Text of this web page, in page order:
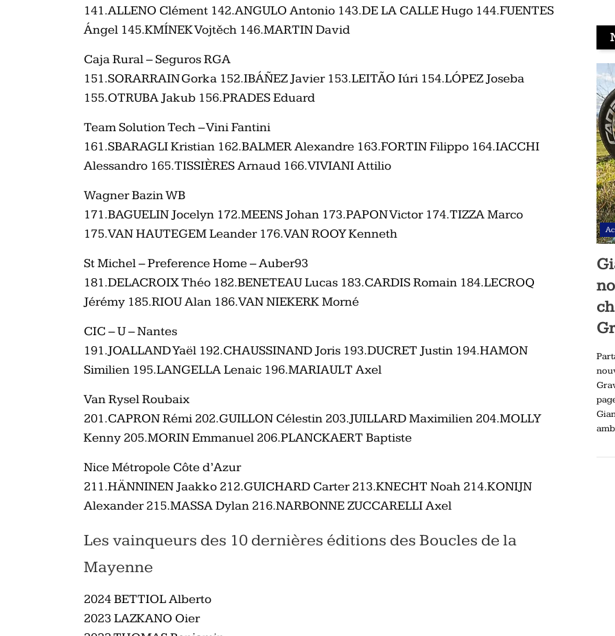
141.ALLENO Clément 142.ANGULO Antonio 143.DE LA CALLE Hugo 144.FUENTES
Ángel 145.KMÍNEK Vojtěch 146.MARTIN David
Caja Rural – Seguros RGA
151.SORARRAIN Gorka 152.IBÁÑEZ Javier 153.LEITÃO Iúri 154.LÓPEZ Joseba
155.OTRUBA Jakub 156.PRADES Eduard
Team Solution Tech – Vini Fantini
161.SBARAGLI Kristian 162.BALMER Alexandre 163.FORTIN Filippo 164.IACCHI
Alessandro 165.TISSIÈRES Arnaud 166.VIVIANI Attilio
Wagner Bazin WB
171.BAGUELIN Jocelyn 172.MEENS Johan 173.PAPON Victor 174.TIZZA Marco
175.VAN HAUTEGEM Leander 176.VAN ROOY Kenneth
St Michel – Preference Home – Auber93
181.DELACROIX Théo 182.BENETEAU Lucas 183.CARDIS Romain 184.LECROQ
Jérémy 185.RIOU Alan 186.VAN NIEKERK Morné
CIC – U – Nantes
191.JOALLAND Yaël 192.CHAUSSINAND Joris 193.DUCRET Justin 194.HAMON
Similien 195.LANGELLA Lenaic 196.MARIAULT Axel
Van Rysel Roubaix
201.CAPRON Rémi 202.GUILLON Célestin 203.JUILLARD Maximilien 204.MOLLY
Kenny 205.MORIN Emmanuel 206.PLANCKAERT Baptiste
Nice Métropole Côte d’Azur
211.HÄNNINEN Jaakko 212.GUICHARD Carter 213.KNECHT Noah 214.KONIJN
Alexander 215.MASSA Dylan 216.NARBONNE ZUCCARELLI Axel
Les vainqueurs des 10 dernières éditions des Boucles de la
Mayenne
2024 BETTIOL Alberto
2023 LAZKANO Oier